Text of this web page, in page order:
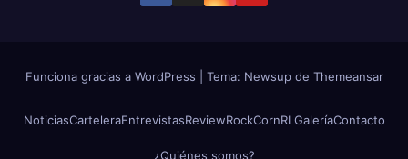
Funciona gracias a WordPress Tema: Newsup de Themeansar
NoticiasCarteleraEntrevistasReviewRockCornRL GaleríaContacto
¿Quiénes somos?